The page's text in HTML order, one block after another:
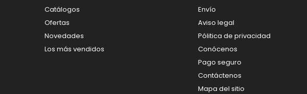
Catálogos
Ofertas
Novedades
Los más vendidos
Envío
Aviso legal
Pólitica de privacidad
Conócenos
Pago seguro
Contáctenos
Mapa del sitio